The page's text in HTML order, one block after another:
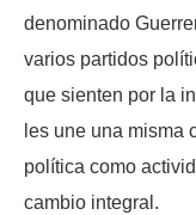
denominado
varios partidos
que sienten por la
les une una misma
política como
cambio integral.